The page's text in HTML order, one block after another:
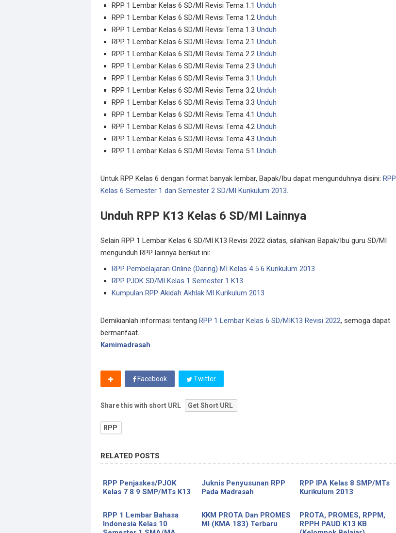
RPP 1 Lembar Kelas 6 SD/MI Revisi Tema 1.1 Unduh
RPP 1 Lembar Kelas 6 SD/MI Revisi Tema 1.2 Unduh
RPP 1 Lembar Kelas 6 SD/MI Revisi Tema 1.3 Unduh
RPP 1 Lembar Kelas 6 SD/MI Revisi Tema 2.1 Unduh
RPP 1 Lembar Kelas 6 SD/MI Revisi Tema 2.2 Unduh
RPP 1 Lembar Kelas 6 SD/MI Revisi Tema 2.3 Unduh
RPP 1 Lembar Kelas 6 SD/MI Revisi Tema 3.1 Unduh
RPP 1 Lembar Kelas 6 SD/MI Revisi Tema 3.2 Unduh
RPP 1 Lembar Kelas 6 SD/MI Revisi Tema 3.3 Unduh
RPP 1 Lembar Kelas 6 SD/MI Revisi Tema 4.1 Unduh
RPP 1 Lembar Kelas 6 SD/MI Revisi Tema 4.2 Unduh
RPP 1 Lembar Kelas 6 SD/MI Revisi Tema 4.3 Unduh
RPP 1 Lembar Kelas 6 SD/MI Revisi Tema 5.1 Unduh
Untuk RPP Kelas 6 dengan format banyak lembar, Bapak/Ibu dapat mengunduhnya disini: RPP
Kelas 6 Semester 1 dan Semester 2 SD/MI Kurikulum 2013.
Unduh RPP K13 Kelas 6 SD/MI Lainnya
Selain RPP 1 Lembar Kelas 6 SD/MI K13 Revisi 2022 diatas, silahkan Bapak/Ibu guru SD/MI
mengunduh RPP lainnya berikut ini:
RPP Pembelajaran Online (Daring) MI Kelas 4 5 6 Kurikulum 2013
RPP PJOK SD/MI Kelas 1 Semester 1 K13
Kumpulan RPP Akidah Akhlak MI Kurikulum 2013
Demikianlah informasi tentang RPP 1 Lembar Kelas 6 SD/MIK13 Revisi 2022, semoga dapat
bermanfaat.
Kamimadrasah
Facebook Twitter
Share this with short URL Get Short URL
RPP
RELATED POSTS
RPP Penjaskes/PJOK
Kelas 7 8 9 SMP/MTs K13
Juknis Penyusunan RPP
Pada Madrasah
RPP IPA Kelas 8 SMP/MTs
Kurikulum 2013
RPP 1 Lembar Bahasa
Indonesia Kelas 10
KKM PROTA Dan PROMES
MI (KMA 183) Terbaru
PROTA, PROMES, RPPM,
RPPH PAUD K13 KB